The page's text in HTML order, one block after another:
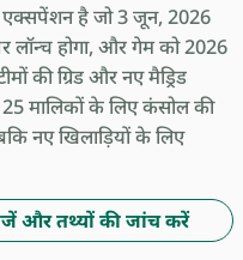
है जो 3 जून, 2026
लॉन्च होगा, और गेम को 2026
की ग्रिड और नए मैड्रिड
मालिकों के लिए कंसोल की
नए खिलाड़ियों के लिए
और तथ्यों की जांच करें